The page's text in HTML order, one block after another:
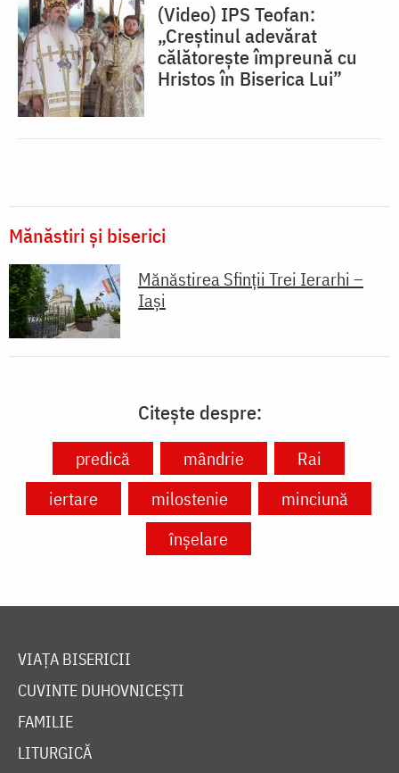
(Video) IPS Teofan:
„Creștinul adevărat
călătorește împreună cu
Hristos în Biserica Lui”
Mănăstiri și biserici
Mănăstirea Sfinții Trei Ierarhi –
Iași
Citește despre:
predică mândrie
Rai
iertare
milostenie
minciună
înșelare
VIAȚA BISERICII
CUVINTE DUHOVNICEȘTI
FAMILIE
LITURGICĂ